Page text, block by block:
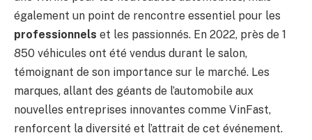
également un point de rencontre essentiel pour les
professionnels et les passionnés. En 2022, près de 1
850 véhicules ont été vendus durant le salon,
témoignant de son importance sur le marché. Les
marques, allant des géants de l’automobile aux
nouvelles entreprises innovantes comme VinFast,
renforcent la diversité et l’attrait de cet événement.